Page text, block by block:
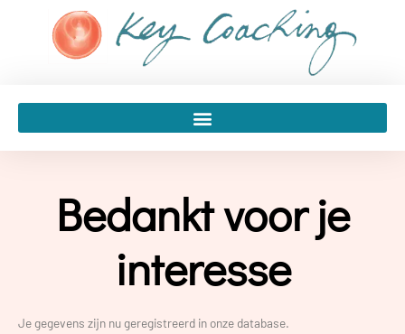
Bedankt voor je
interesse
Je gegevens zijn nu geregistreerd in onze database.